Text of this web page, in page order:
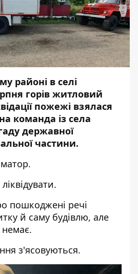
районі в селі
горів житловий
пожежі взялася
команда із села
державної
частини.
пошкоджені речі
й саму будівлю, але
з'ясовуються.